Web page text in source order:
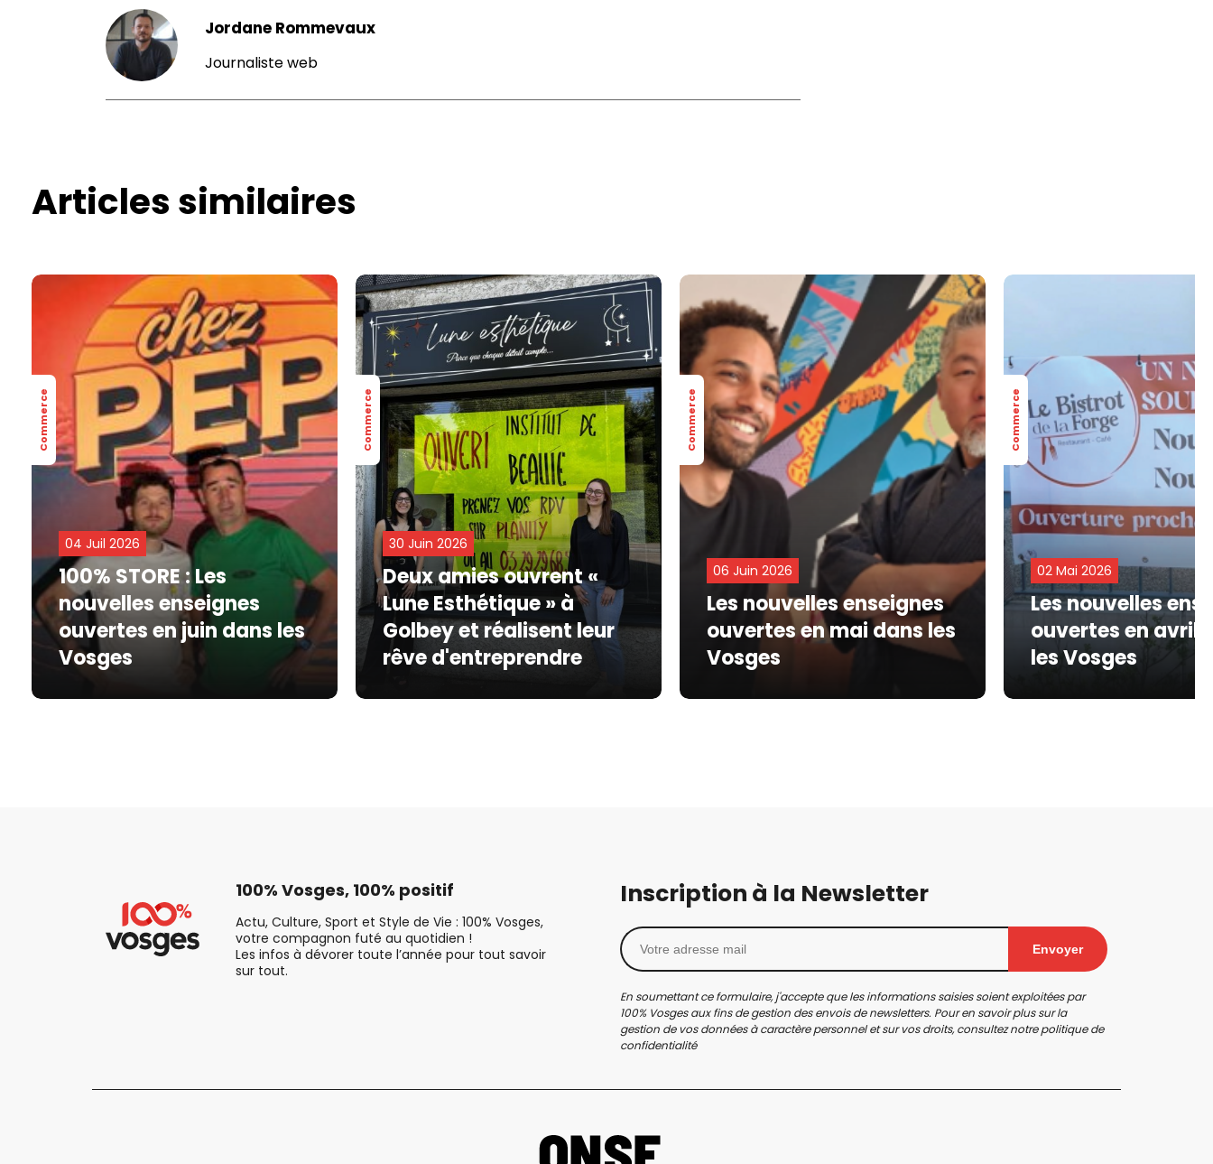
Jordane Rommevaux
Journaliste web
Articles similaires
Commerce
04 Juil 2026
100% STORE : Les
nouvelles enseignes
ouvertes en juin dans les
Vosges
Commerce
30 Juin 2026
Deux amies ouvrent «
Lune Esthétique » à
Golbey et réalisent leur
rêve d'entreprendre
Commerce
06 Juin 2026
Les nouvelles enseignes
ouvertes en mai dans les
Vosges
Commerce
02 Mai 2026
Les nouvelles
ouvertes en avril
les Vosges
100% Vosges, 100% positif
Actu, Culture, Sport et Style de Vie : 100% Vosges,
votre compagnon futé au quotidien !
Les infos à dévorer toute l’année pour tout savoir
sur tout.
Inscription à la Newsletter
Envoyer
En soumettant ce formulaire, j'accepte que les informations saisies soient exploitées par
100% Vosges aux fins de gestion des envois de newsletters. Pour en savoir plus sur la
gestion de vos données à caractère personnel et sur vos droits, consultez notrepolitique de
confidentialité